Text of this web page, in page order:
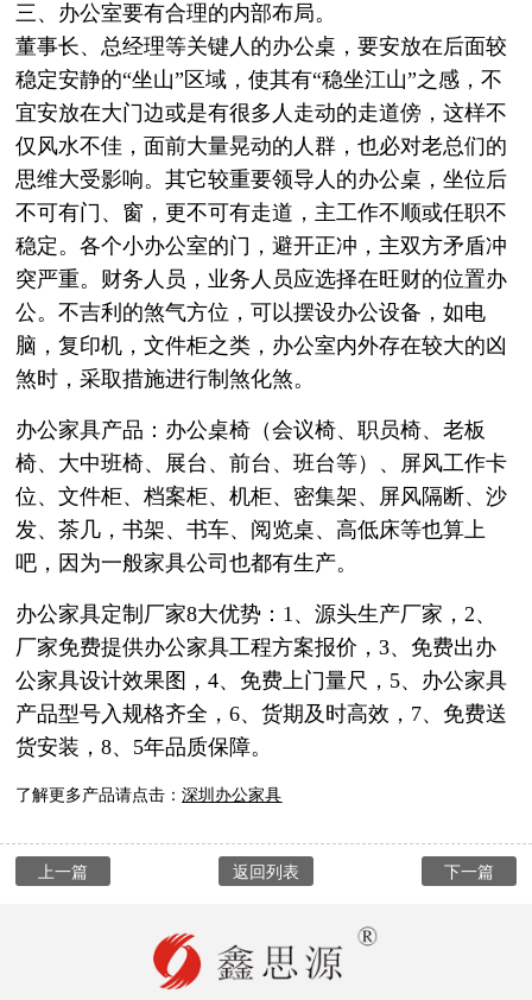
三、办公室要有合理的内部布局。
董事长、总经理等关键人的办公桌，要安放在后面较
稳定安静的“坐山”区域，使其有“稳坐江山”之感，不
宜安放在大门边或是有很多人走动的走道傍，这样不
仅风水不佳，面前大量晃动的人群，也必对老总们的
思维大受影响。其它较重要领导人的办公桌，坐位后
不可有门、窗，更不可有走道，主工作不顺或任职不
稳定。各个小办公室的门，避开正冲，主双方矛盾冲
突严重。财务人员，业务人员应选择在旺财的位置办
公。不吉利的煞气方位，可以摆设办公设备，如电
脑，复印机，文件柜之类，办公室内外存在较大的凶
煞时，采取措施进行制煞化煞。
办公家具产品：办公桌椅（会议椅、职员椅、老板
椅、大中班椅、展台、前台、班台等）、屏风工作卡
位、文件柜、档案柜、机柜、密集架、屏风隔断、沙
发、茶几，书架、书车、阅览桌、高低床等也算上
吧，因为一般家具公司也都有生产。
办公家具定制厂家8大优势：1、源头生产厂家，2、
厂家免费提供办公家具工程方案报价，3、免费出办
公家具设计效果图，4、免费上门量尺，5、办公家具
产品型号入规格齐全，6、货期及时高效，7、免费送
货安装，8、5年品质保障。
了解更多产品请点击：深圳 办公家具
上一篇 下一篇
返回列表